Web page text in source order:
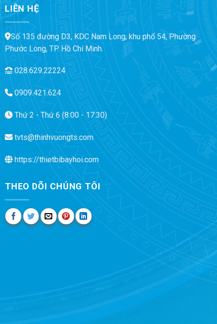
LIÊN HỆ
Số 135 đường D3, KDC Nam Long, khu phố 54, Phường
Phước Long, TP. Hồ Chí Minh.
028.629.22224
0909.421.624
Thứ 2 - Thứ 6 (8:00 - 17:30)
tvts@thinhvuongts.com
https://thietbibayhoi.com
THEO DÕI CHÚNG TÔI